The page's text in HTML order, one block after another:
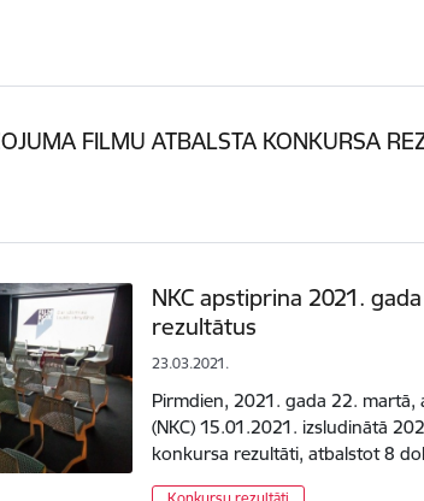
FILMU ATBALSTA KONKURSA
NKC apstiprina 2021.
rezultātus
23.03.2021.
Pirmdien, 2021. gada 22.
(NKC) 15.01.2021. izsludinātā
konkursa rezultāti, atbalstot 8